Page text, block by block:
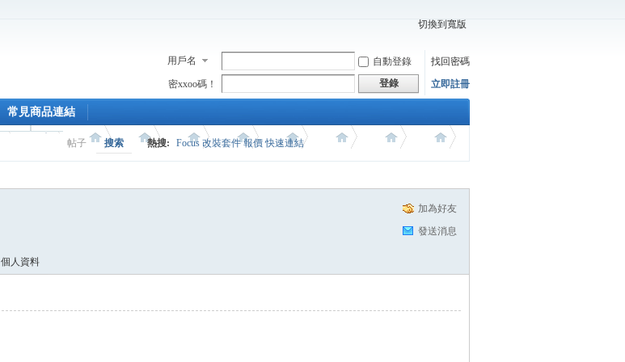
切換到寬版
用戶名 自動登錄
找回密碼
密xxoo碼！
登錄 立即註冊
常見商品連結
帖子 搜索 熱搜: Focus 改裝套件 報價 快速連結
加為好友
發送消息
個人資料